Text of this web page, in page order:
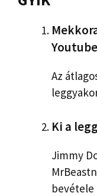
Az
Ki a
Jimmy
bevétele